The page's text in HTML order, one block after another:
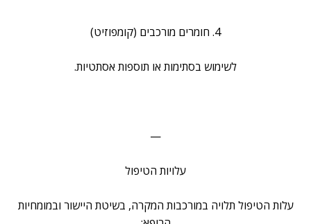
4. חומרים מורכבים (קומפוזיט)
לשימוש בסתימות או תוספות אסתטיות.
—
עלויות הטיפול
עלות הטיפול תלויה במורכבות המקרה, בשיטת היישור ובמומחיות